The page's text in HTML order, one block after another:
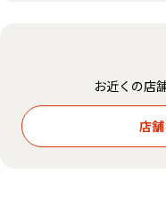
お近くの店
店